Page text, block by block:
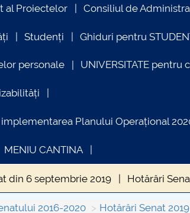
al Proiectelor Consiliul de
Studenți Ghiduri pentru
personale UNIVERSITATE pentru
Planului Operațional
MENIU CANTINA
din 6 septembrie 2019 Hotărâri
10 iunie 2019 Hotărâri Senat din
2016-2020 Hotărâri Senat 2019